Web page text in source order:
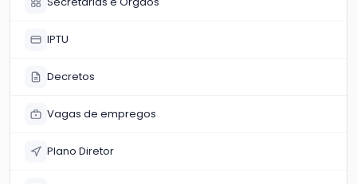
IPTU
Decretos
Vagas de empregos
Plano Diretor